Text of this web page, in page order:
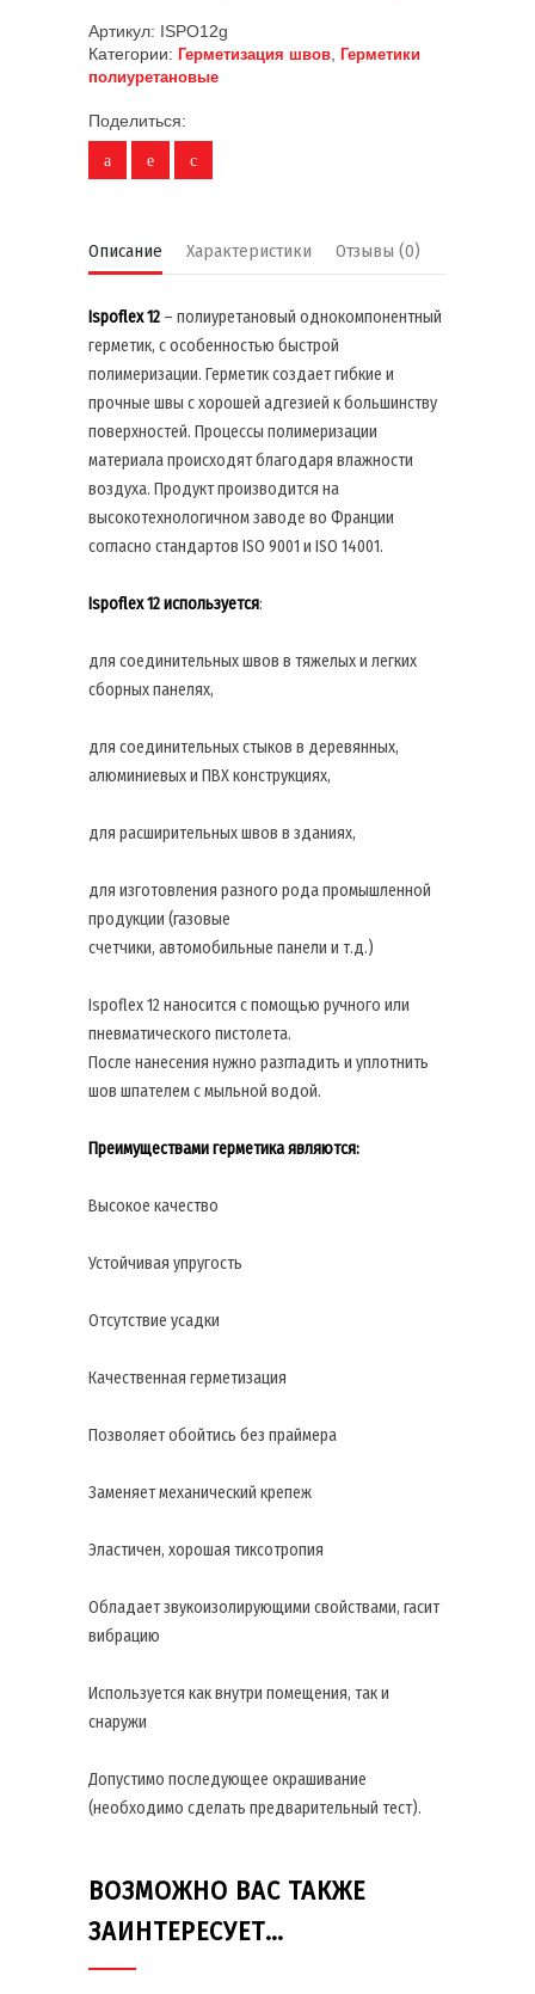
Артикул: ISPO12g
Категории: Герметизация швов Герметики
полиуретановые
Поделиться:
Описание Характеристики Отзывы (0)
Ispoflex 12 – полиуретановый однокомпонентный
герметик, с особенностью быстрой
полимеризации. Герметик создает гибкие и
прочные швы с хорошей адгезией к большинству
поверхностей. Процессы полимеризации
материала происходят благодаря влажности
воздуха. Продукт производится на
высокотехнологичном заводе во Франции
согласно стандартов ISO 9001 и ISO 14001.
Ispoflex 12 используется:
для соединительных швов в тяжелых и легких
сборных панелях,
для соединительных стыков в деревянных,
алюминиевых и ПВХ конструкциях,
для расширительных швов в зданиях,
для изготовления разного рода промышленной
продукции (газовые
счетчики, автомобильные панели и т.д.)
Ispoflex 12 наносится с помощью ручного или
пневматического пистолета.
После нанесения нужно разгладить и уплотнить
шов шпателем с мыльной водой.
Преимуществами герметика являются:
Высокое качество
Устойчивая упругость
Отсутствие усадки
Качественная герметизация
Позволяет обойтись без праймера
Заменяет механический крепеж
Эластичен, хорошая тиксотропия
Обладает звукоизолирующими свойствами, гасит
вибрацию
Используется как внутри помещения, так и
снаружи
Допустимо последующее окрашивание
(необходимо сделать предварительный тест).
ВОЗМОЖНО ВАС ТАКЖЕ
ЗАИНТЕРЕСУЕТ…